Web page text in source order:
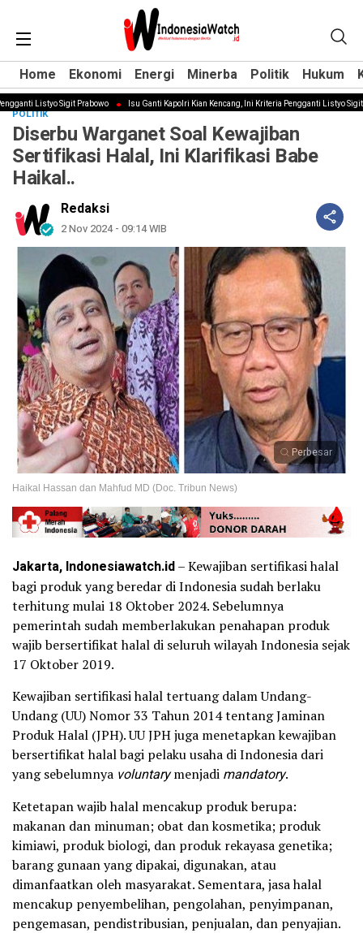
Home Ekonomi Energi Minerba Politik Hukum
Home Ekonomi Energi Minerba Politik Hukum
Listyo Sigit Prabowo Isu Ganti Kapolri Kian Kencang, Ini Kriteria Pengganti Listyo Sigit
POLITIK
Diserbu Warganet Soal Kewajiban
Sertifikasi Halal, Ini Klarifikasi Babe
Haikal..
Redaksi
2 Nov 2024 - 09:14 WIB
Perbesar
Haikal Hassan dan Mahfud MD (Doc. Tribun News)
Jakarta, Indonesiawatch.id– Kewajiban sertifikasi halal
bagi produk yang beredar di Indonesia sudah berlaku
terhitung mulai 18 Oktober 2024. Sebelumnya
pemerintah sudah memberlakukan penahapan produk
wajib bersertifikat halal di seluruh wilayah Indonesia sejak
17 Oktober 2019.
Kewajiban sertifikasi halal tertuang dalam Undang-
Undang (UU) Nomor 33 Tahun 2014 tentang Jaminan
Produk Halal (JPH). UU JPH juga menetapkan kewajiban
bersertifikat halal bagi pelaku usaha di Indonesia dari
yang sebelumnya voluntarymenjadi mandatory.
Ketetapan wajib halal mencakup produk berupa:
makanan dan minuman; obat dan kosmetika; produk
kimiawi, produk biologi, dan produk rekayasa genetika;
barang gunaan yang dipakai, digunakan, atau
dimanfaatkan oleh masyarakat. Sementara, jasa halal
mencakup penyembelihan, pengolahan, penyimpanan,
pengemasan, pendistribusian, penjualan, dan penyajian.